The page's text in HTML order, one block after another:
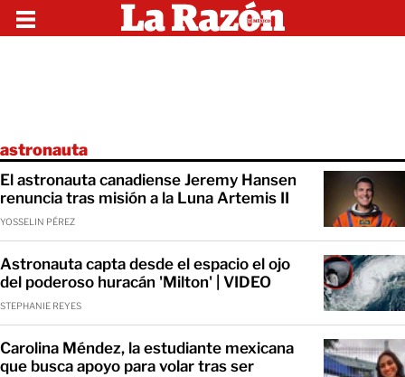
astronauta
El astronauta canadiense Jeremy Hansen
renuncia tras misión a la Luna Artemis II
YOSSELIN PÉREZ
Astronauta capta desde el espacio el ojo
del poderoso huracán 'Milton' | VIDEO
STEPHANIE REYES
Carolina Méndez, la estudiante mexicana
que busca apoyo para volar tras ser